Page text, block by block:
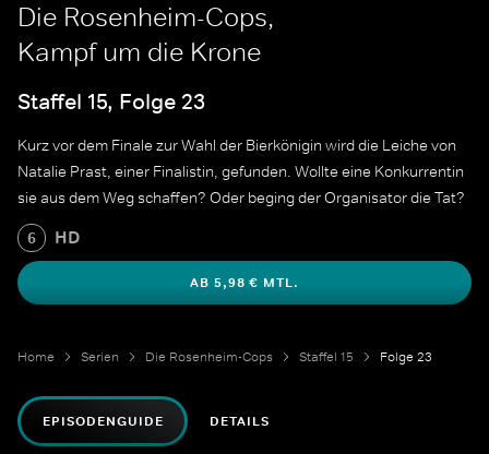
Die Rosenheim-Cops,
Kampf um die Krone
Staffel 15, Folge 23
Kurz vor dem Finale zur Wahl der Bierkönigin wird die Leiche von
Natalie Prast, einer Finalistin, gefunden. Wollte eine Konkurrentin
sie aus dem Weg schaffen? Oder beging der Organisator die Tat?
6 HD
AB 5,98 € MTL.
Home Serien Die Rosenheim-Cops Staffel 15 Folge 23
EPISODENGUIDE DETAILS